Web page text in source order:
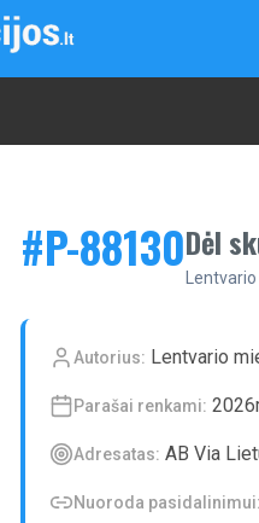
#P-88130Dėl
Autorius: Lentvario
Parašai renkami:
Adresatas: AB Via
Nuoroda pasidalinimui: